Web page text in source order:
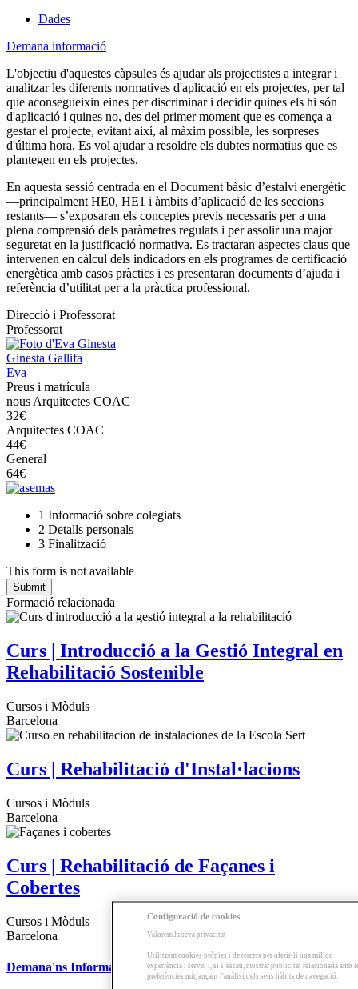
Dades
Demana informació
L'objectiu d'aquestes càpsules és ajudar als projectistes a integrar i
analitzar les diferents normatives d'aplicació en els projectes, per tal
que aconsegueixin eines per discriminar i decidir quines els hi són
d'aplicació i quines no, des del primer moment que es comença a
gestar el projecte, evitant així, al màxim possible, les sorpreses
d'última hora. Es vol ajudar a resoldre els dubtes normatius que es
plantegen en els projectes.
En aquesta sessió centrada en el Document bàsic d’estalvi energètic
—principalment HE0, HE1 i àmbits d’aplicació de les seccions
restants— s’exposaran els conceptes previs necessaris per a una
plena comprensió dels paràmetres regulats i per assolir una major
seguretat en la justificació normativa. Es tractaran aspectes claus que
intervenen en càlcul dels indicadors en els programes de certificació
energètica amb casos pràctics i es presentaran documents d’ajuda i
referència d’utilitat per a la pràctica professional.
Direcció i Professorat
Professorat
Ginesta Gallifa
Eva
Preus i matrícula
nous Arquitectes COAC
32€
Arquitectes COAC
44€
General
64€
1 Informació sobre colegiats
2 Detalls personals
3 Finalització
This form is not available
Formació relacionada
Curs | Introducció a la Gestió Integral en
Rehabilitació Sostenible
Cursos i Mòduls
Barcelona
Curs | Rehabilitació d'Instal·lacions
Cursos i Mòduls
Barcelona
Curs | Rehabilitació de Façanes i
Cobertes
Cursos i Mòduls
Barcelona
Demana'ns Informació
Configuració de cookies
Valorem la seva privacitat
Utilitzem cookies pròpies i de tercers per oferir-li una millor
experiència i servei i, si s’escau, mostrar publicitat relacionada amb
preferències mitjançant l'anàlisi dels seus hàbits de navegació.